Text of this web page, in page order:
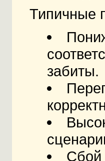
Типичные
забиты.
Сбой